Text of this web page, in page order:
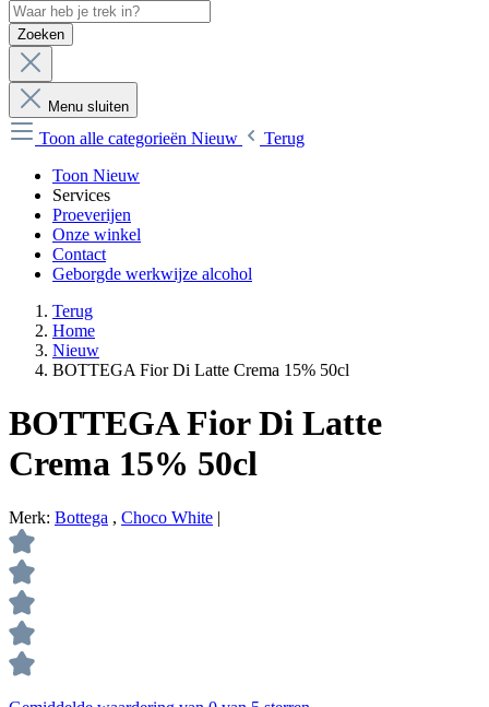
Zoeken
Menu sluiten
Toon alle categorieën Nieuw
Terug
Toon Nieuw
Services
Proeverijen
Onze winkel
Contact
Geborgde werkwijze alcohol
Terug
Home
Nieuw
BOTTEGA Fior Di Latte Crema 15% 50cl
BOTTEGA Fior Di Latte
Crema 15% 50cl
Merk: Bottega , Choco White |